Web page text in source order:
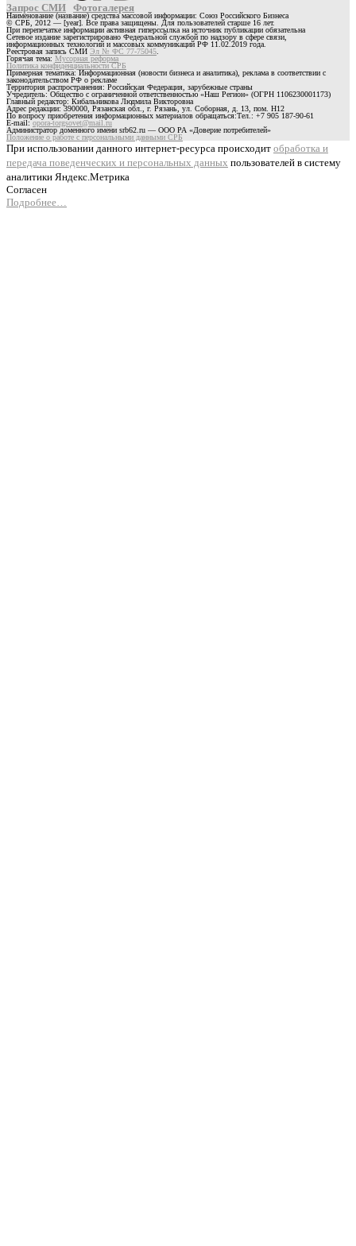
Запрос СМИ Фотогалерея
Наименование (название) средства массовой информации: Союз Российского Бизнеса
© СРБ, 2012 — [year]. Все права защищены. Для пользователей старше 16 лет.
При перепечатке информации активная гиперссылка на источник публикации обязательна
Сетевое издание зарегистрировано Федеральной службой по надзору в сфере связи,
информационных технологий и массовых коммуникаций РФ 11.02.2019 года.
Реестровая запись СМИ Эл № ФС 77-75045
Горячая тема: Мусорная реформа
Политика конфиденциальности СРБ
Примерная тематика: Информационная (новости бизнеса и аналитика), реклама в соответствии с
законодательством РФ о рекламе
Территория распространения: Российская Федерация, зарубежные страны
Учредитель: Общество с ограниченной ответственностью «Наш Регион» (ОГРН 1106230001173)
Главный редактор: Кибальникова Людмила Викторовна
Адрес редакции: 390000, Рязанская обл., г. Рязань, ул. Соборная, д. 13, пом. Н12
По вопросу приобретения информационных материалов обращаться:Тел.: +7 905 187-90-61
E-mail:opora-torgsovet@mail.ru
Администратор доменного имени srb62.ru — ООО РА «Доверие потребителей»
Положение о работе с персональными данными СРБ
При использовании данного интернет-ресурса происходит обработка и
передача поведенческих и персональных данных пользователей в систему
аналитики Яндекс.Метрика
Согласен
Подробнее…